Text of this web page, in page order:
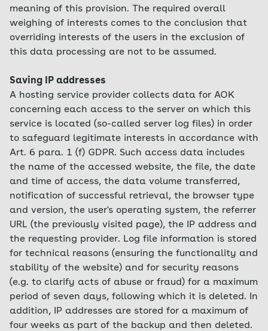
meaning of this provision. The required overall
weighing of interests comes to the conclusion that
overriding interests of the users in the exclusion of
this data processing are not to be assumed.
Saving IP addresses
A hosting service provider collects data for AOK
concerning each access to the server on which this
service is located (so-called server log files) in order
to safeguard legitimate interests in accordance with
Art. 6 para. 1 (f) GDPR. Such access data includes
the name of the accessed website, the file, the date
and time of access, the data volume transferred,
notification of successful retrieval, the browser type
and version, the user's operating system, the referrer
URL (the previously visited page), the IP address and
the requesting provider. Log file information is stored
for technical reasons (ensuring the functionality and
stability of the website) and for security reasons
(e.g. to clarify acts of abuse or fraud) for a maximum
period of seven days, following which it is deleted. In
addition, IP addresses are stored for a maximum of
four weeks as part of the backup and then deleted.